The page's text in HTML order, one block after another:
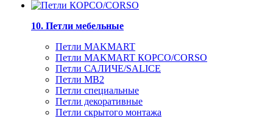
10. Петли мебельные
Петли MAKMART
Петли MAKMART КОРСО/CORSO
Петли САЛИЧЕ/SALICE
Петли MB2
Петли специальные
Петли декоративные
Петли скрытого монтажа